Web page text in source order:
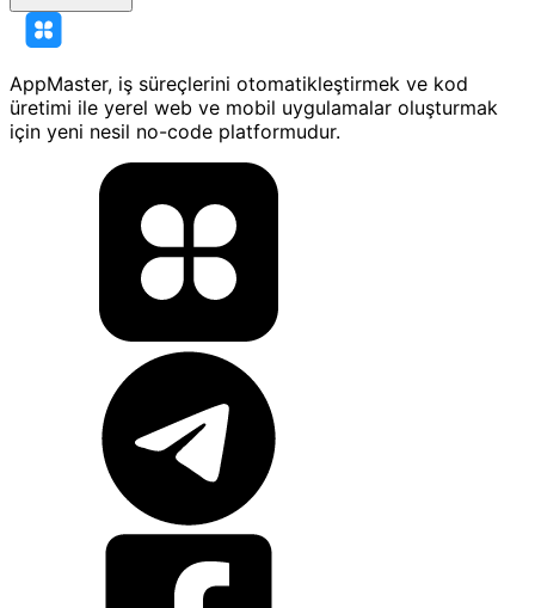
AppMaster, iş süreçlerini otomatikleştirmek ve kod
üretimi ile yerel web ve mobil uygulamalar oluşturmak
için yeni nesil no-code platformudur.